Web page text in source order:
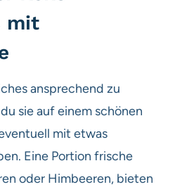
mit
ansprechend zu
sie auf einem schönen
mit etwas
Eine Portion frische
oder Himbeeren, bieten